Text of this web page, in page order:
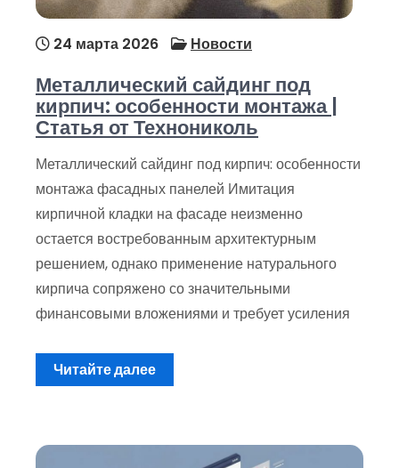
24 марта 2026 Новости
Металлический сайдинг под
кирпич: особенности монтажа |
Статья от Технониколь
Металлический сайдинг под кирпич: особенности
монтажа фасадных панелей Имитация
кирпичной кладки на фасаде неизменно
остается востребованным архитектурным
решением, однако применение натурального
кирпича сопряжено со значительными
финансовыми вложениями и требует усиления
Читайте далее